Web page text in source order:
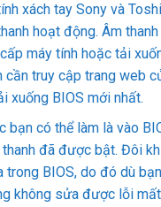
xách tay Sony và
hoạt động. Âm
máy tính hoặc tải
cần truy cập trang web
xuống BIOS mới nhất.
bạn có thể làm là vào
đã được bật. Đôi
trong BIOS, do đó dù
không sửa được lỗi